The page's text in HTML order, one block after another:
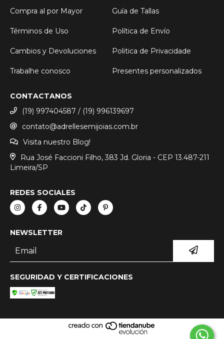
Compra al por Mayor Guía de Tallas
Términos de Uso Política de Envío
Cambios y Devoluciones Politica de Privacidade
Trabalhe conosco Presentes personalizados
CONTACTANOS
(19) 997404587 / (19) 996139697
contato@adrellesemijoias.com.br
Visita nuestro Blog!
Rua José Faccioni Filho, 383 Jd. Gloria - CEP 13.487-211
Limeira/SP
REDES SOCIALES
NEWSLETTER
SEGURIDAD Y CERTIFICACIONES